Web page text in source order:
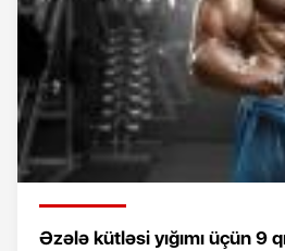
Əzələ kütləsi yığımı üçün 9